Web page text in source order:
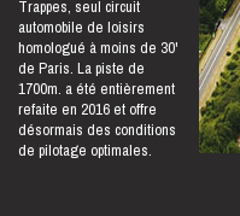
Trappes, seul circuit
automobile de loisirs
homologué à moins de 30'
de Paris. La piste de
1700m. a été entièrement
refaite en 2016 et offre
désormais des conditions
de pilotage optimales.